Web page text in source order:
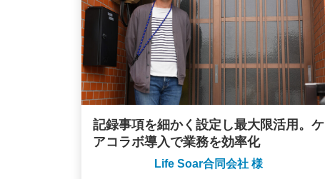
記録事項を細かく設定し最大限活用。ケ
アコラボ導入で業務を効率化
Life Soar合同会社 様